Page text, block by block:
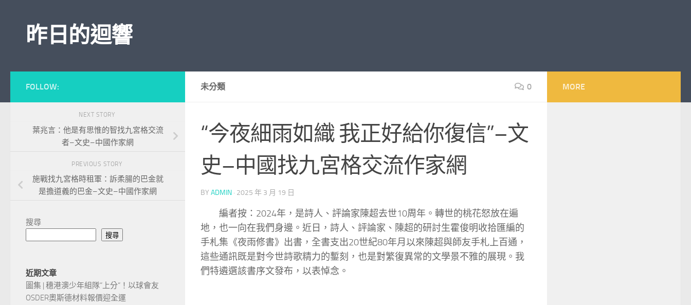
昨日的迴響
未分類 0
“今夜細雨如織 我正好給你復信”–文
史–中國找九宮格交流作家網
BY ADMIN · 2025 年 3 月 19 日
編者按：2024年，是詩人、評論家陳超去世10周年。轉世的桃花怒放在遍
地，也一向在我們身邊。近日，詩人、評論家、陳超的研討生霍俊明收拾匯編的
手札集《夜雨修書》出書，全書支出20世紀80年月以來陳超與師友手札上百通，
這些通訊既是對今世詩歌精力的鏨刻，也是對繁復異常的文學景不雅的展現。我
們特遴選該書序文發布，以表悼念。
FOLLOW:
NEXT STORY
葉兆言：他是有思惟的智找九宮格交流
者–文史–中國作家網
PREVIOUS STORY
施戰找九宮格時租軍：訴柔腸的巴金就
是擔道義的巴金–文史–中國作家網
搜尋
搜尋
近期文章
圖集 | 穗港澳少年組隊“上分“！以球會友
OSDER奧斯德材料報價迎全運
MORE